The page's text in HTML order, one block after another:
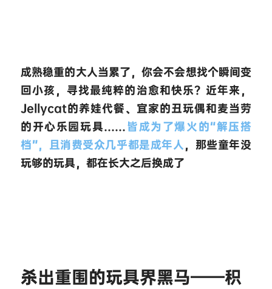
成熟稳重的大人当累了，你会不会想找个瞬间变
回小孩，寻找最纯粹的治愈和快乐？近年来，
Jellycat的养娃代餐、宜家的丑玩偶和麦当劳
的开心乐园玩具……皆成为了爆火的“解压搭
档”，且消费受众几乎都是成年人，那些童年没
玩够的玩具，都在长大之后换成了
杀出重围的玩具界黑马——积